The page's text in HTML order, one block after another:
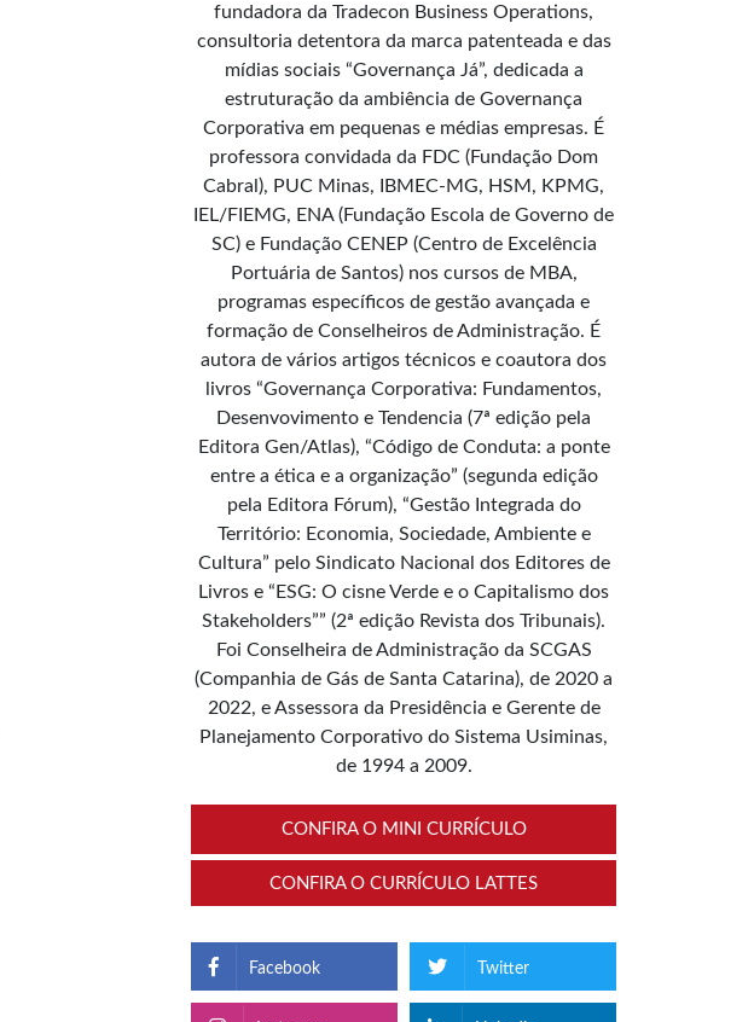
fundadora da Tradecon Business Operations,
consultoria detentora da marca patenteada e das
mídias sociais “Governança Já”, dedicada a
estruturação da ambiência de Governança
Corporativa em pequenas e médias empresas. É
professora convidada da FDC (Fundação Dom
Cabral), PUC Minas, IBMEC-MG, HSM, KPMG,
IEL/FIEMG, ENA (Fundação Escola de Governo de
SC) e Fundação CENEP (Centro de Excelência
Portuária de Santos) nos cursos de MBA,
programas específicos de gestão avançada e
formação de Conselheiros de Administração. É
autora de vários artigos técnicos e coautora dos
livros “Governança Corporativa: Fundamentos,
Desenvovimento e Tendencia (7ª edição pela
Editora Gen/Atlas), “Código de Conduta: a ponte
entre a ética e a organização” (segunda edição
pela Editora Fórum), “Gestão Integrada do
Território: Economia, Sociedade, Ambiente e
Cultura” pelo Sindicato Nacional dos Editores de
Livros e “ESG: O cisne Verde e o Capitalismo dos
Stakeholders”” (2ª edição Revista dos Tribunais).
Foi Conselheira de Administração da SCGAS
(Companhia de Gás de Santa Catarina), de 2020 a
2022, e Assessora da Presidência e Gerente de
Planejamento Corporativo do Sistema Usiminas,
de 1994 a 2009.
CONFIRA O MINI CURRÍCULO
CONFIRA O CURRÍCULO LATTES
Facebook Twitter